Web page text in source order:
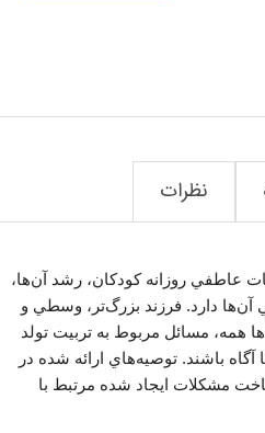
نظرات
عاطفي روزانه كودكان، رشد آن‌ها،
آن‌ها دارد. فرزند بزرگ‌تر، وسطي و
همه، مسائل مربوط به تربيت تولد
آگاه باشند. توصيه‌هاي ارائه شده در
مشكلات ايجاد شده مرتبط با